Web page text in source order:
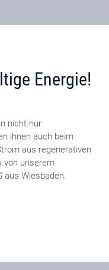
Energie!
nicht nur
ihnen auch beim
aus regenerativen
von unserem
aus Wiesbaden.